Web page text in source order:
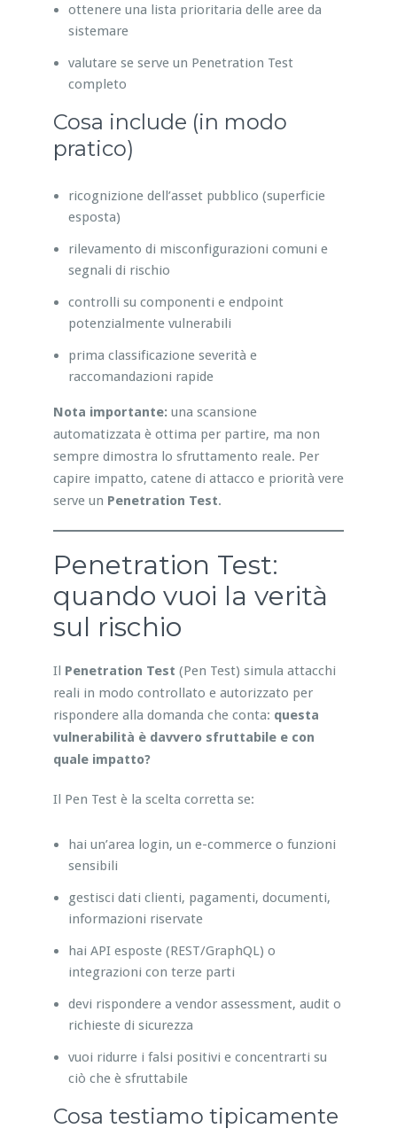
ottenere una lista prioritaria delle aree da
sistemare
valutare se serve un Penetration Test
completo
Cosa include (in modo
pratico)
ricognizione dell’asset pubblico (superficie
esposta)
rilevamento di misconfigurazioni comuni e
segnali di rischio
controlli su componenti e endpoint
potenzialmente vulnerabili
prima classificazione severità e
raccomandazioni rapide
Nota importante: una scansione
automatizzata è ottima per partire, ma non
sempre dimostra lo sfruttamento reale. Per
capire impatto, catene di attacco e priorità vere
serve un Penetration Test.
Penetration Test:
quando vuoi la verità
sul rischio
Il Penetration Test (Pen Test) simula attacchi
reali in modo controllato e autorizzato per
rispondere alla domanda che conta: questa
vulnerabilità è davvero sfruttabile e con
quale impatto?
Il Pen Test è la scelta corretta se:
hai un’area login, un e-commerce o funzioni
sensibili
gestisci dati clienti, pagamenti, documenti,
informazioni riservate
hai API esposte (REST/GraphQL) o
integrazioni con terze parti
devi rispondere a vendor assessment, audit o
richieste di sicurezza
vuoi ridurre i falsi positivi e concentrarti su
ciò che è sfruttabile
Cosa testiamo tipicamente